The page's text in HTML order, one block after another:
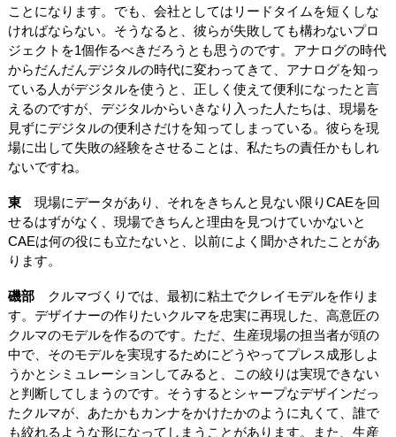
ことになります。でも、会社としてはリードタイムを短くしな
ければならない。そうなると、彼らが失敗しても構わないプロ
ジェクトを1個作るべきだろうとも思うのです。アナログの時代
からだんだんデジタルの時代に変わってきて、アナログを知っ
ている人がデジタルを使うと、正しく使えて便利になったと言
えるのですが、デジタルからいきなり入った人たちは、現場を
見ずにデジタルの便利さだけを知ってしまっている。彼らを現
場に出して失敗の経験をさせることは、私たちの責任かもしれ
ないですね。
東現場にデータがあり、それをきちんと見ない限りCAEを回
せるはずがなく、現場できちんと理由を見つけていかないと
CAEは何の役にも立たないと、以前によく聞かされたことがあ
ります。
磯部クルマづくりでは、最初に粘土でクレイモデルを作りま
す。デザイナーの作りたいクルマを忠実に再現した、高意匠の
クルマのモデルを作るのです。ただ、生産現場の担当者が頭の
中で、そのモデルを実現するためにどうやってプレス成形しよ
うかとシミュレーションしてみると、この絞りは実現できない
と判断してしまうのです。そうするとシャープなデザインだっ
たクルマが、あたかもカンナをかけたかのように丸くて、誰で
も絞れるような形になってしまうことがあります。また、生産